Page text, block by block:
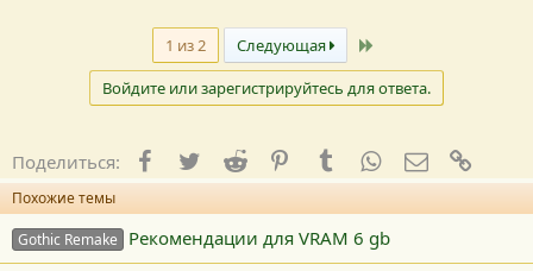
1 из 2 Следующая
Войдите или зарегистрируйтесь для ответа.
Поделиться: Facebook
TwitterReddit PinterestTumblrWhatsApp
E-mail
Похожие темы
Gothic Remake Рекомендации для VRAM 6 gb